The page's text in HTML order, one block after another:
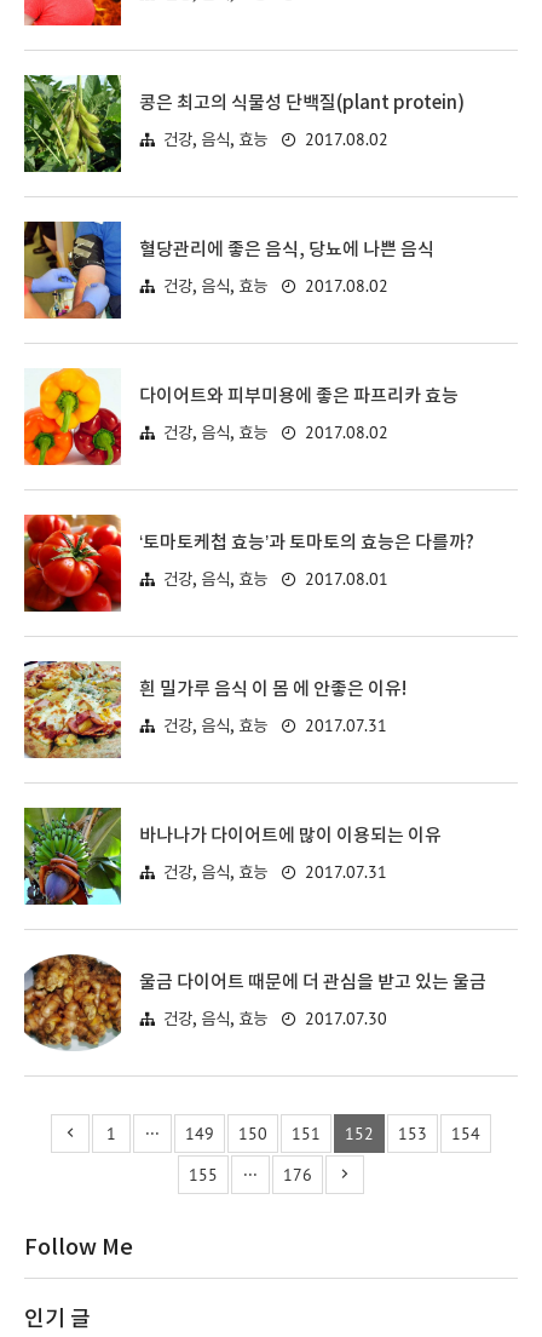
콩은 최고의 식물성 단백질(plant protein)
건강, 음식, 효능 2017.08.02
혈당관리에 좋은 음식, 당뇨에 나쁜 음식
건강, 음식, 효능 2017.08.02
다이어트와 피부미용에 좋은 파프리카 효능
건강, 음식, 효능 2017.08.02
‘토마토케첩 효능’과 토마토의 효능은 다를까?
건강, 음식, 효능 2017.08.01
흰 밀가루 음식 이 몸 에 안좋은 이유!
건강, 음식, 효능 2017.07.31
바나나가 다이어트에 많이 이용되는 이유
건강, 음식, 효능 2017.07.31
울금 다이어트 때문에 더 관심을 받고 있는 울금
건강, 음식, 효능 2017.07.30
1 ··· 149 150 151 152 153
154
155
··· 176
Follow Me
인기 글